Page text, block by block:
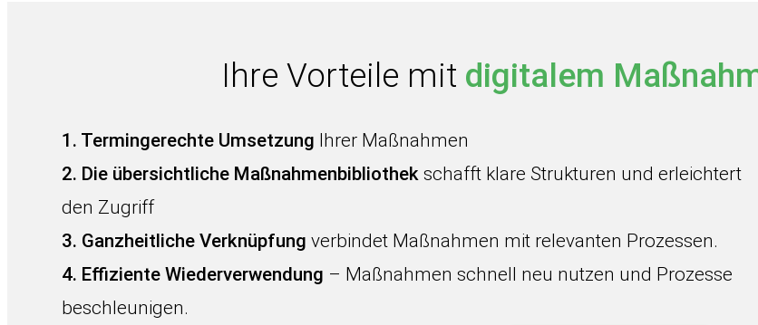
Ihre Vorteile mit digitalem
1. Termingerechte Umsetzung Ihrer Maßnahmen
2. Die übersichtliche Maßnahmenbibliothek schafft klare Strukturen und erleichtert
den Zugriff
3. Ganzheitliche Verknüpfung verbindet Maßnahmen mit relevanten Prozessen.
4. Effiziente Wiederverwendung – Maßnahmen schnell neu nutzen und Prozesse
beschleunigen.